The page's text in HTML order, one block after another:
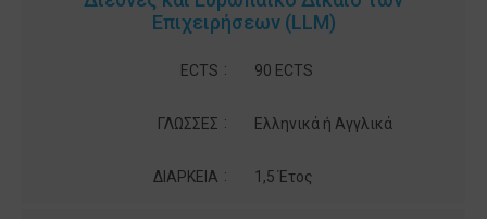
Επιχειρήσεων (LLM)
ECTS : 90 ECTS
ΓΛΩΣΣΕΣ : Ελληνικά ή Αγγλικά
ΔΙΑΡΚΕΙΑ : 1,5 Έτος